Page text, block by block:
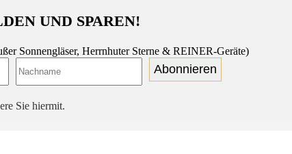
UND SPAREN!
Sonnengläser, Herrnhuter Sterne & REINER-Geräte)
Abonnieren
Sie hiermit.